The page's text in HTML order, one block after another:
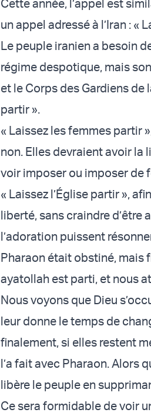
Cette année, l’appel est
un appel adressé à l’Iran : «
Le peuple iranien a besoin
régime despotique, mais
et le Corps des Gardiens
partir ».
« Laissez les femmes partir
non. Elles devraient avoir la
voir imposer ou imposer de
« Laissez l’Église partir »,
liberté, sans craindre d’être
l’adoration puissent
Pharaon était obstiné, mais
ayatollah est parti, et nous
Nous voyons que Dieu
leur donne le temps de
finalement, si elles restent
l’a fait avec Pharaon. Alors
libère le peuple en
Ce sera formidable de voir